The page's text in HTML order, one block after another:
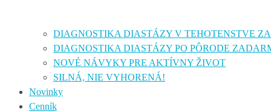
DIAGNOSTIKA DIASTÁZY V TEHOTENSTVE
DIAGNOSTIKA DIASTÁZY PO PÔRODE
NOVÉ NÁVYKY PRE AKTÍVNY ŽIVOT
SILNÁ, NIE VYHORENÁ!
Novinky
Cenník